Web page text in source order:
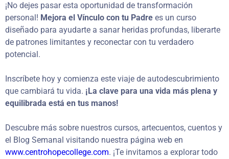
¡No dejes pasar esta oportunidad de transformación
personal! Mejora el Vínculo con tu Padre es un curso
diseñado para ayudarte a sanar heridas profundas, liberarte
de patrones limitantes y reconectar con tu verdadero
potencial.
Inscríbete hoy y comienza este viaje de autodescubrimiento
que cambiará tu vida. ¡La clave para una vida más plena y
equilibrada está en tus manos!
Descubre más sobre nuestros cursos, artecuentos, cuentos y
el Blog Semanal visitando nuestra página web en
www.centrohopecollege.com. ¡Te invitamos a explorar todo